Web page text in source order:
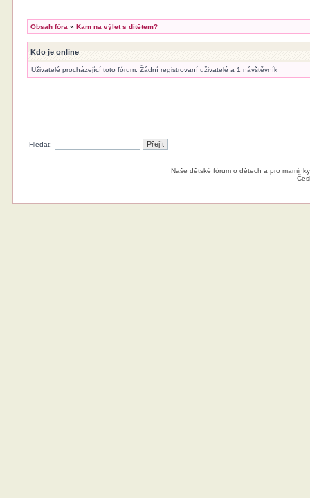
Obsah fóra »Kam na výlet s dítětem?
Kdo je online
Uživatelé procházející toto fórum: Žádní registrovaní uživatelé a 1 návštěvník
Hledat:
Naše dětské fórum o dětech a pro